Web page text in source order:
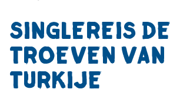
SINGLEREIS DE
TROEVEN VAN
TURKIJE